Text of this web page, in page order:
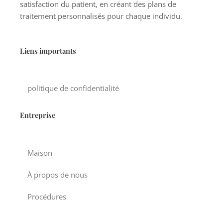
satisfaction du patient, en créant des plans de
traitement personnalisés pour chaque individu.
Liens importants
politique de confidentialité
Entreprise
Maison
À propos de nous
Procédures